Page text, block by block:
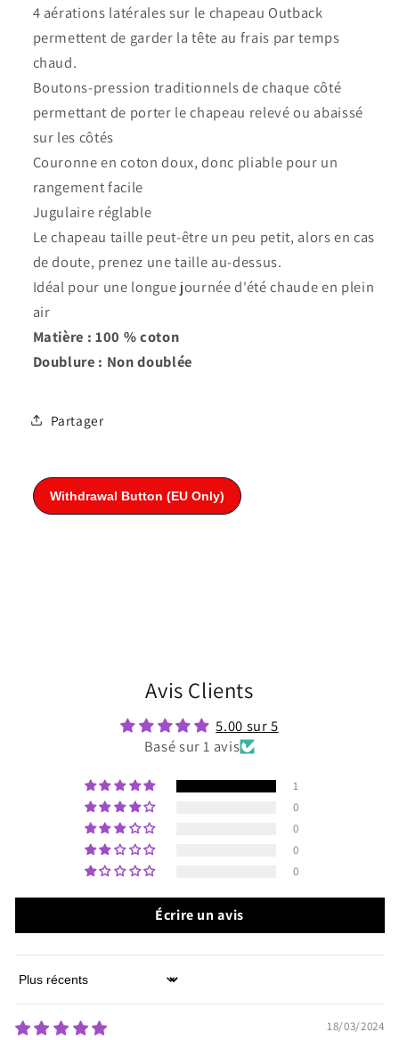
4 aérations latérales sur le chapeau Outback
permettent de garder la tête au frais par temps
chaud.
Boutons-pression traditionnels de chaque côté
permettant de porter le chapeau relevé ou abaissé
sur les côtés
Couronne en coton doux, donc pliable pour un
rangement facile
Jugulaire réglable
Le chapeau taille peut-être un peu petit, alors en cas
de doute, prenez une taille au-dessus.
Idéal pour une longue journée d'été chaude en plein
air
Matière : 100 % coton
Doublure : Non doublée
Partager
Avis Clients
5.00 sur 5
Basé sur 1 avis
1
0
0
0
0
Écrire un avis
Sort by
18/03/2024